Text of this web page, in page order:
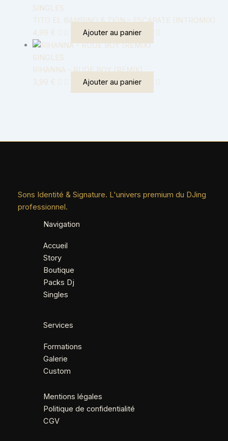
SINGLES
TITO EL BAMBINO & ZION – ESCAPATE (INTROMIX)
4,99 € Ajouter au panier
SINGLES
RIHANNA – RUDE BOY (REMIX)
3,99 € Ajouter au panier
Sons Identité & Signature. L'univers premium du DJing
professionnel.
Navigation
Accueil
Story
Boutique
Packs Dj
Singles
Services
Formations
Galerie
Custom
Mentions légales
Politique de confidentialité
CGV